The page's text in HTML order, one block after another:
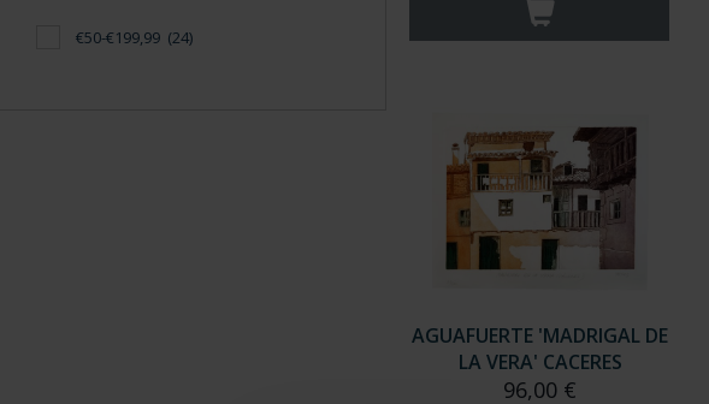
€50-€199,99 (24)
AGUAFUERTE 'MADRIGAL DE
LA VERA' CACERES
96,00 €